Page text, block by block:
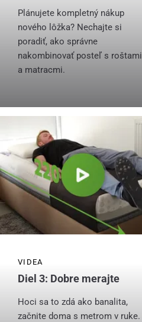
Plánujete kompletný nákup
nového lôžka? Nechajte si
poradiť, ako správne
nakombinovať posteľ s roštami
a matracmi.
VIDEA
Diel 3: Dobre merajte
Hoci sa to zdá ako banalita,
začnite doma s metrom v ruke.